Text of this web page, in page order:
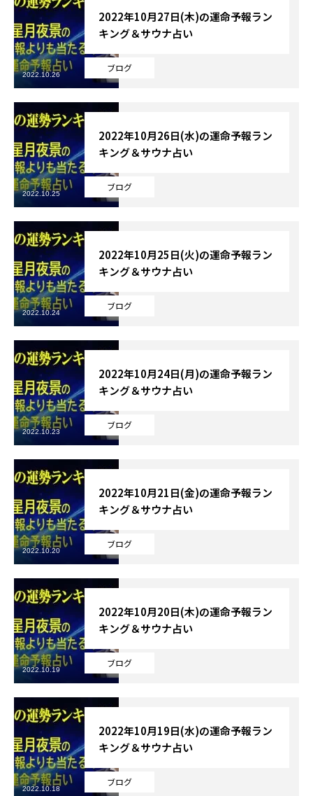
ブログ
2022年10月27日(木)の運命予報ラン
キング＆サウナ占い
2022.10.26
ブログ
2022年10月26日(水)の運命予報ラン
キング＆サウナ占い
2022.10.25
ブログ
2022年10月25日(火)の運命予報ラン
キング＆サウナ占い
2022.10.24
ブログ
2022年10月24日(月)の運命予報ラン
キング＆サウナ占い
2022.10.23
ブログ
2022年10月21日(金)の運命予報ラン
キング＆サウナ占い
2022.10.20
ブログ
2022年10月20日(木)の運命予報ラン
キング＆サウナ占い
2022.10.19
ブログ
2022年10月19日(水)の運命予報ラン
キング＆サウナ占い
2022.10.18